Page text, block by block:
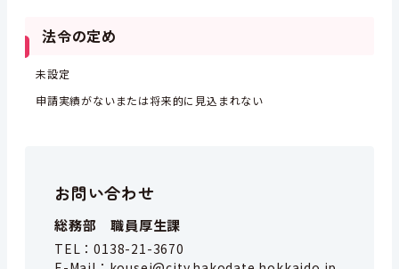
法令の定め
未設定
申請実績がないまたは将来的に見込まれない
お問い合わせ
総務部 職員厚生課
TEL：0138-21-3670